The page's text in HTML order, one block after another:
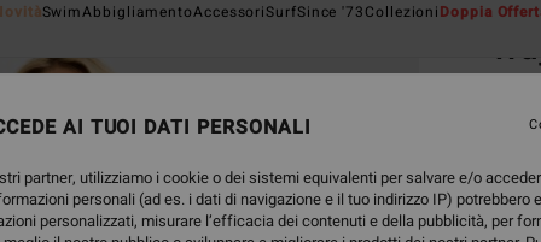
SwimAbbigliamentoAccessoriSurfSince '73CollezioniDoppia
Colori
AI TUOI DATI PERSONALI
partner, utilizziamo i cookie o dei sistemi equivalenti per salvare e/o
personali (ad es. i dati di navigazione e il tuo indirizzo IP) potrebbero
personalizzati, misurare l’efficacia dei contenuti e della pubblicità, per